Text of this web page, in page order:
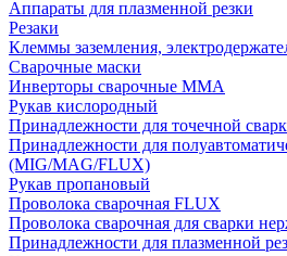
Аппараты для плазменной резки
Резаки
Клеммы заземления,
Сварочные маски
Инверторы сварочные ММА
Рукав кислородный
Принадлежности для точечной
Принадлежности для
(MIG/MAG/FLUX)
Рукав пропановый
Проволока сварочная FLUX
Проволока сварочная для сварки
Принадлежности для плазменной